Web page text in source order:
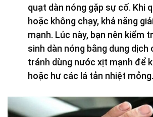
quạt dàn nóng gặp sự cố. Khi
hoặc không chạy, khả năng
mạnh. Lúc này, bạn nên kiểm
sinh dàn nóng bằng dung dịch
tránh dùng nước xịt mạnh để
hoặc hư các lá tản nhiệt mỏng.